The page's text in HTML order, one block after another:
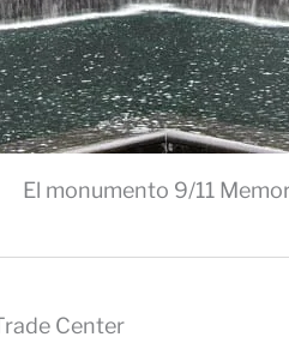
El monumento 9/11
Center